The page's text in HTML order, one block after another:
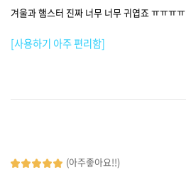
겨울과 햄스터 진짜 너무 너무 귀엽죠 ㅠㅠㅠㅠ
[사용하기 아주 편리함]
(아주좋아요!!)